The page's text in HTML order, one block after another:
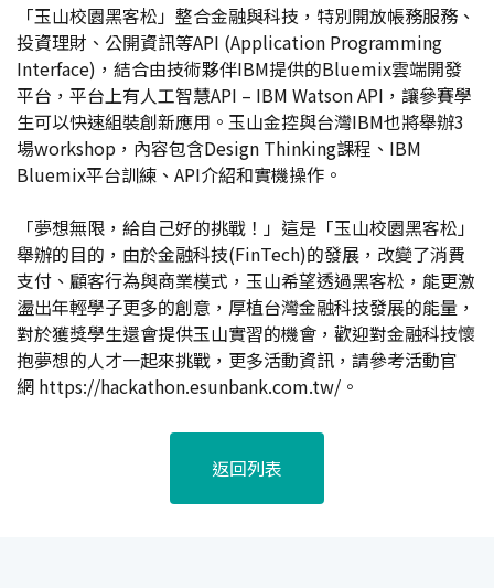
「玉山校園黑客松」整合金融與科技，特別開放帳務服務、
投資理財、公開資訊等API (Application Programming
Interface)，結合由技術夥伴IBM提供的Bluemix雲端開發
平台，平台上有人工智慧API – IBM Watson API，讓參賽學
生可以快速組裝創新應用。玉山金控與台灣IBM也將舉辦3
場workshop，內容包含Design Thinking課程、IBM
Bluemix平台訓練、API介紹和實機操作。
「夢想無限，給自己好的挑戰！」這是「玉山校園黑客松」
舉辦的目的，由於金融科技(FinTech)的發展，改變了消費
支付、顧客行為與商業模式，玉山希望透過黑客松，能更激
盪出年輕學子更多的創意，厚植台灣金融科技發展的能量，
對於獲獎學生還會提供玉山實習的機會，歡迎對金融科技懷
抱夢想的人才一起來挑戰，更多活動資訊，請參考活動官
網 https://hackathon.esunbank.com.tw/ 。
返回列表